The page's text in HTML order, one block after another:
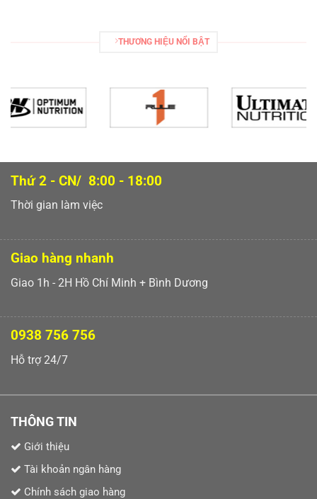
THƯƠNG HIỆU NỔI BẬT
Thứ 2 - CN/ 8:00 - 18:00
Thời gian làm việc
Giao hàng nhanh
Giao 1h - 2H Hồ Chí Minh + Bình Dương
0938 756 756
Hỗ trợ 24/7
THÔNG TIN
Giới thiệu
Tài khoản ngân hàng
Chính sách giao hàng